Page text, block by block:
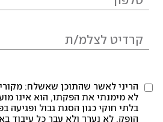
הריני לאשר שהתוכן שאשלח:
לא מימנתי את הפקתו, הוא אינו
בלתי חוקי כגון הסגת גבול ופגיעה
הופק, לא נערך ולא עבר כל עיבוד